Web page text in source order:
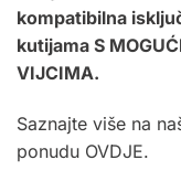
kompatibilna
kutijama S
VIJCIMA.
Saznajte više na
ponudu OVDJE.